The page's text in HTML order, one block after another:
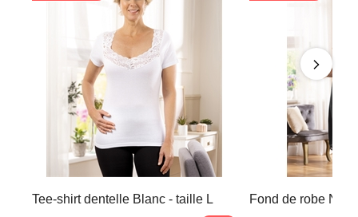
Tee-shirt dentelle Blanc - taille L
Fond de robe Noir